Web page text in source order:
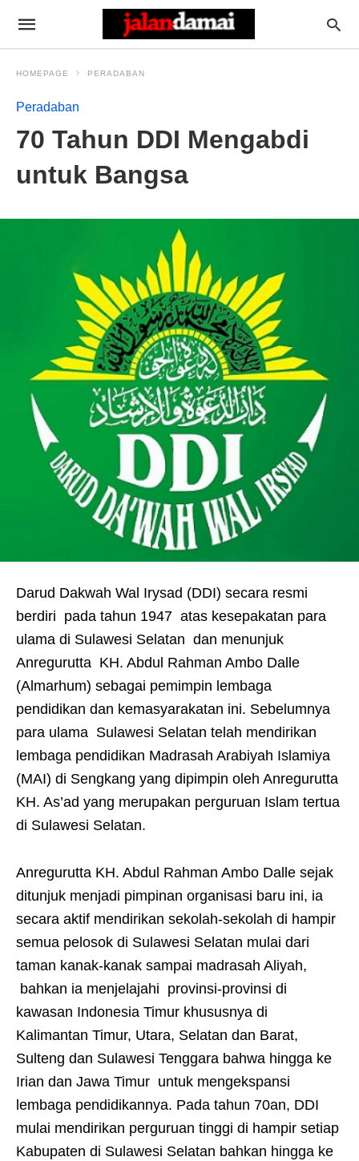
HOMEPAGE PERADABAN
Peradaban
70 Tahun DDI Mengabdi
untuk Bangsa
Darud Dakwah Wal Irysad (DDI) secara resmi
berdiri pada tahun 1947 atas kesepakatan para
ulama di Sulawesi Selatan dan menunjuk
Anregurutta KH. Abdul Rahman Ambo Dalle
(Almarhum) sebagai pemimpin lembaga
pendidikan dan kemasyarakatan ini. Sebelumnya
para ulama Sulawesi Selatan telah mendirikan
lembaga pendidikan Madrasah Arabiyah Islamiya
(MAI) di Sengkang yang dipimpin oleh Anregurutta
KH. As’ad yang merupakan perguruan Islam tertua
di Sulawesi Selatan.
Anregurutta KH. Abdul Rahman Ambo Dalle sejak
ditunjuk menjadi pimpinan organisasi baru ini, ia
secara aktif mendirikan sekolah-sekolah di hampir
semua pelosok di Sulawesi Selatan mulai dari
taman kanak-kanak sampai madrasah Aliyah,
bahkan ia menjelajahi provinsi-provinsi di
kawasan Indonesia Timur khususnya di
Kalimantan Timur, Utara, Selatan dan Barat,
Sulteng dan Sulawesi Tenggara bahwa hingga ke
Irian dan Jawa Timur untuk mengekspansi
lembaga pendidikannya. Pada tahun 70an, DDI
mulai mendirikan perguruan tinggi di hampir setiap
Kabupaten di Sulawesi Selatan bahkan hingga ke